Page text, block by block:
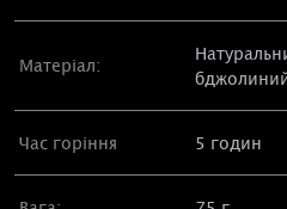
Матеріал:
бджолиний
Час горіння 5 годин